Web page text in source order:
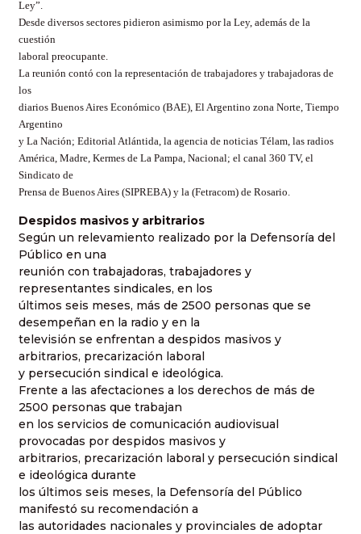
Ley”.
Desde diversos sectores pidieron asimismo por la Ley, además de la
cuestión
laboral preocupante.
La reunión contó con la representación de trabajadores y trabajadoras de
los
diarios Buenos Aires Económico (BAE), El Argentino zona Norte, Tiempo
Argentino
y La Nación; Editorial Atlántida, la agencia de noticias Télam, las radios
América, Madre, Kermes de La Pampa, Nacional; el canal 360 TV, el
Sindicato de
Prensa de Buenos Aires (SIPREBA) y la (Fetracom) de Rosario.
Despidos masivos y arbitrarios
Según un relevamiento realizado por la Defensoría del
Público en una
reunión con trabajadoras, trabajadores y
representantes sindicales, en los
últimos seis meses, más de 2500 personas que se
desempeñan en la radio y en la
televisión se enfrentan a despidos masivos y
arbitrarios, precarización laboral
y persecución sindical e ideológica.
Frente a las afectaciones a los derechos de más de
2500 personas que trabajan
en los servicios de comunicación audiovisual
provocadas por despidos masivos y
arbitrarios, precarización laboral y persecución sindical
e ideológica durante
los últimos seis meses, la Defensoría del Público
manifestó su recomendación a
las autoridades nacionales y provinciales de adoptar